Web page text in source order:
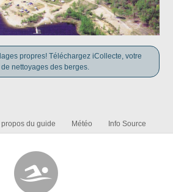
propres! Téléchargez iCollecte, votre
nettoyages des berges.
propos du guide Météo Info Source